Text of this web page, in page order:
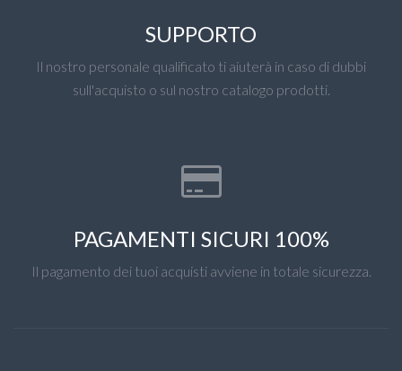
SUPPORTO
Il nostro personale qualificato ti aiuterà in caso di dubbi
sull'acquisto o sul nostro catalogo prodotti.
PAGAMENTI SICURI 100%
Il pagamento dei tuoi acquisti avviene in totale sicurezza.